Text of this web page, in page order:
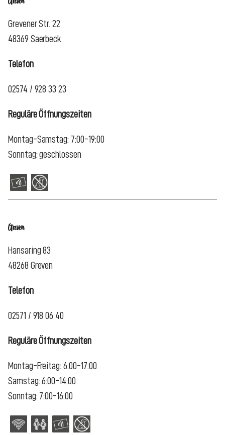
Grevener Str. 22
48369 Saerbeck
Telefon
02574 / 928 33 23
Reguläre Öffnungszeiten
Montag-Samstag: 7:00-19:00
Sonntag: geschlossen
Greven
Hansaring 83
48268 Greven
Telefon
02571 / 918 06 40
Reguläre Öffnungszeiten
Montag-Freitag: 6:00-17:00
Samstag: 6:00-14:00
Sonntag: 7:00-16:00